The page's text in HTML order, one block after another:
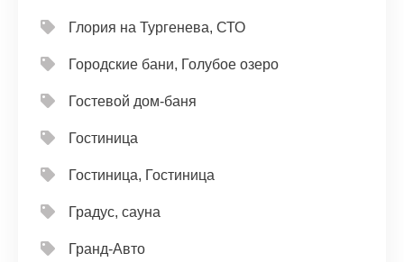
Глория на Тургенева, СТО
Городские бани, Голубое озеро
Гостевой дом-баня
Гостиница
Гостиница, Гостиница
Градус, сауна
Гранд-Авто